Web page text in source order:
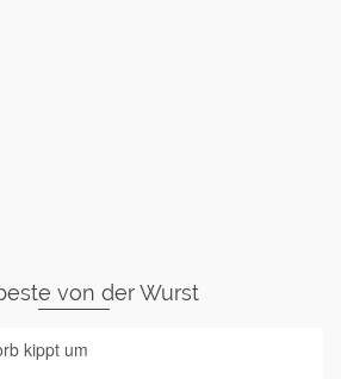
von der Wurst
kippt um